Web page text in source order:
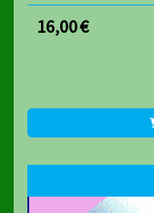
16,00€